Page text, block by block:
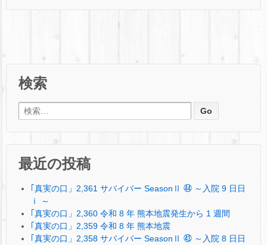
検索
検索:
最近の投稿
｢真実の口」2,361 サバイバー SeasonⅡ ㊹ ～入院 9 日日
ⅰ ～
｢真実の口」2,360 令和 8 年 熊本地震発生から 1 週間
｢真実の口」2,359 令和 8 年 熊本地震
｢真実の口」2,358 サバイバー SeasonⅡ ㊸ ～入院 8 日日